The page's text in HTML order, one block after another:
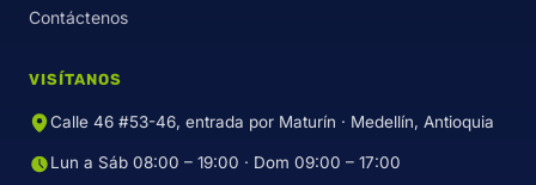
Contáctenos
VISÍTANOS
Calle 46 #53-46, entrada por Maturín · Medellín, Antioquia
Lun a Sáb 08:00 – 19:00 · Dom 09:00 – 17:00